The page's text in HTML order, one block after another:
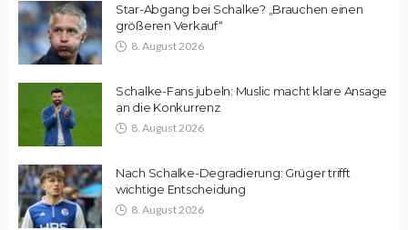
Star-Abgang bei Schalke? „Brauchen einen
größeren Verkauf“
8. August 2026
Schalke-Fans jubeln: Muslic macht klare Ansage
an die Konkurrenz
8. August 2026
Nach Schalke-Degradierung: Grüger trifft
wichtige Entscheidung
8. August 2026